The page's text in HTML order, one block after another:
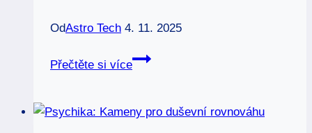
OdAstro Tech 4. 11. 2025
Přečtěte si více
Surové
Síla